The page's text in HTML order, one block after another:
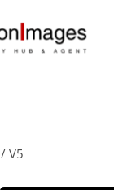
/ V5